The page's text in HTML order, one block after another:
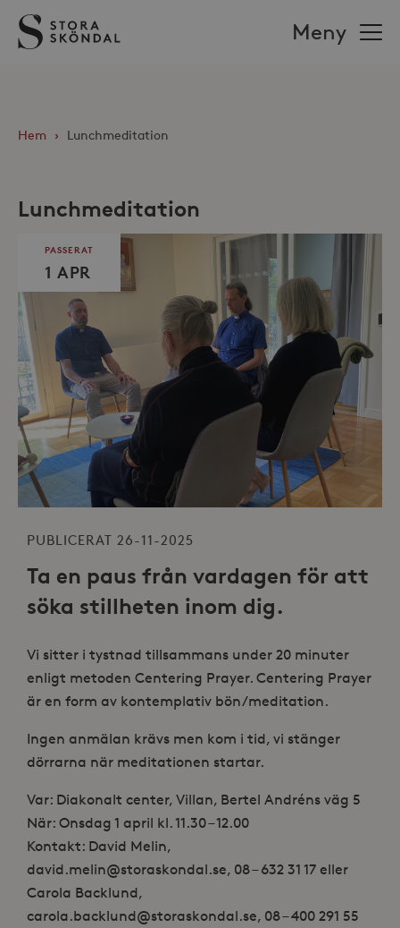
Stora
Sköndal
Meny
Hem › Lunchmeditation
Lunchmeditation
PASSERAT
1 APR
PUBLICERAT 26-11-2025
Ta en paus från vardagen för att
söka stillheten inom dig.
Vi sitter i tystnad tillsammans under 20 minuter
enligt metoden Centering Prayer. Centering Prayer
är en form av kontemplativ bön/meditation.
Ingen anmälan krävs men kom i tid, vi stänger
dörrarna när meditationen startar.
Var: Diakonalt center, Villan, Bertel Andréns väg 5
När: Onsdag 1 april kl. 11.30 – 12.00
Kontakt: David Melin,
david.melin@storaskondal.se, 08 – 632 31 17 eller
Carola Backlund,
carola.backlund@storaskondal.se, 08 – 400 291 55